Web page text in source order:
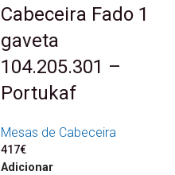
Cabeceira Fado 1
gaveta
104.205.301 –
Portukaf
Mesas de Cabeceira
417€
Adicionar